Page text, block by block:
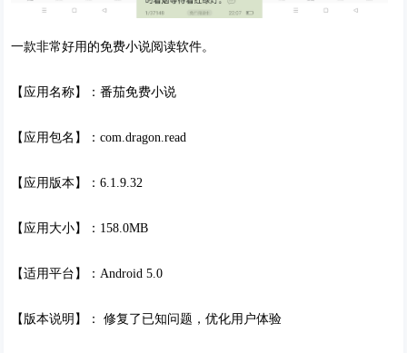
一款非常好用的免费小说阅读软件。
【应用名称】：番茄免费小说
【应用包名】：com.dragon.read
【应用版本】：6.1.9.32
【应用大小】：158.0MB
【适用平台】：Android 5.0
【版本说明】： 修复了已知问题，优化用户体验